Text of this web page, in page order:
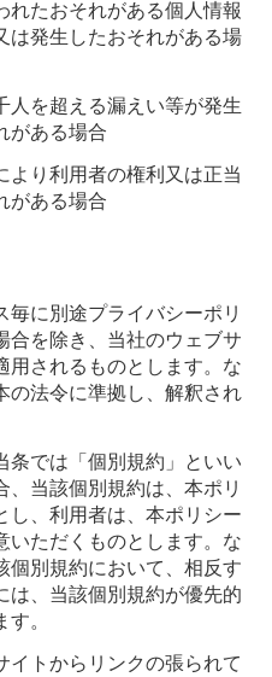
れたおそれがある個人情報
は発生したおそれがある場
人を超える漏えい等が発生
がある場合
より利用者の権利又は正当
がある場合
毎に別途プライバシーポリ
合を除き、当社のウェブサ
用されるものとします。な
の法令に準拠し、解釈され
条では「個別規約」といい
、当該個別規約は、本ポリ
し、利用者は、本ポリシー
いただくものとします。な
個別規約において、相反す
は、当該個別規約が優先的
。
イトからリンクの張られて